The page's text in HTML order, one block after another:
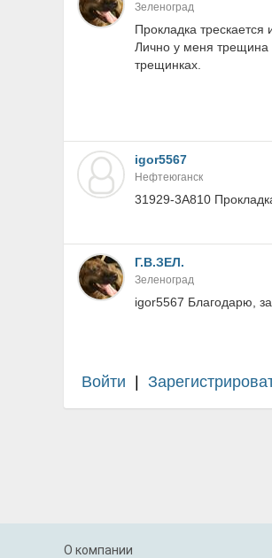
Зеленоград
Прокладка
Лично у меня трещина
трещинках.
igor5567
Нефтеюганск
31929-3A810
Г.В.ЗЕЛ.
Зеленоград
igor5567 Благодарю,
Войти
О компании